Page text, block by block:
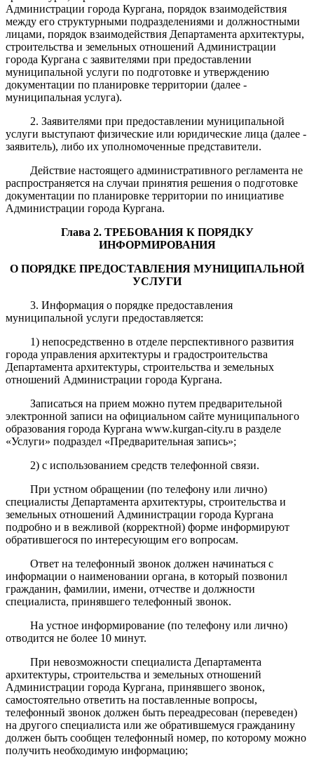
Администрации города Кургана, порядок взаимодействия
между его структурными подразделениями и должностными
лицами, порядок взаимодействия Департамента архитектуры,
строительства и земельных отношений Администрации
города Кургана с заявителями при предоставлении
муниципальной услуги по подготовке и утверждению
документации по планировке территории (далее -
муниципальная услуга).
2. Заявителями при предоставлении муниципальной
услуги выступают физические или юридические лица (далее -
заявитель), либо их уполномоченные представители.
Действие настоящего административного регламента не
распространяется на случаи принятия решения о подготовке
документации по планировке территории по инициативе
Администрации города Кургана.
Глава 2. ТРЕБОВАНИЯ К ПОРЯДКУ
ИНФОРМИРОВАНИЯ
О ПОРЯДКЕ ПРЕДОСТАВЛЕНИЯ МУНИЦИПАЛЬНОЙ
УСЛУГИ
3. Информация о порядке предоставления
муниципальной услуги предоставляется:
1) непосредственно в отделе перспективного развития
города управления архитектуры и градостроительства
Департамента архитектуры, строительства и земельных
отношений Администрации города Кургана.
Записаться на прием можно путем предварительной
электронной записи на официальном сайте муниципального
образования города Кургана www.kurgan-city.ru в разделе
«Услуги» подраздел «Предварительная запись»;
2) с использованием средств телефонной связи.
При устном обращении (по телефону или лично)
специалисты Департамента архитектуры, строительства и
земельных отношений Администрации города Кургана
подробно и в вежливой (корректной) форме информируют
обратившегося по интересующим его вопросам.
Ответ на телефонный звонок должен начинаться с
информации о наименовании органа, в который позвонил
гражданин, фамилии, имени, отчестве и должности
специалиста, принявшего телефонный звонок.
На устное информирование (по телефону или лично)
отводится не более 10 минут.
При невозможности специалиста Департамента
архитектуры, строительства и земельных отношений
Администрации города Кургана, принявшего звонок,
самостоятельно ответить на поставленные вопросы,
телефонный звонок должен быть переадресован (переведен)
на другого специалиста или же обратившемуся гражданину
должен быть сообщен телефонный номер, по которому можно
получить необходимую информацию;